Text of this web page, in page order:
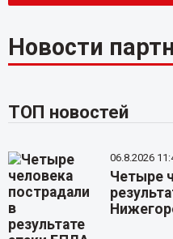
Новости
ТОП новостей
06.8.2026
Четыре